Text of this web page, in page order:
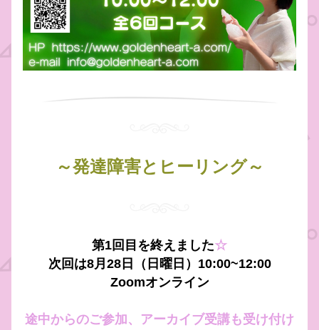
～発達障害とヒーリング～
第1回目を終えました☆
次回は8月28日（日曜日）10:00~12:00
Zoomオンライン
途中からのご参加、アーカイブ受講も受け付け